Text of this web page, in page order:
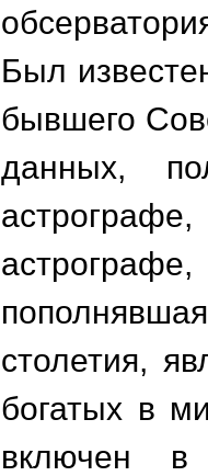
Был
бывшего
данных,
столетия,
богатых в
включен в